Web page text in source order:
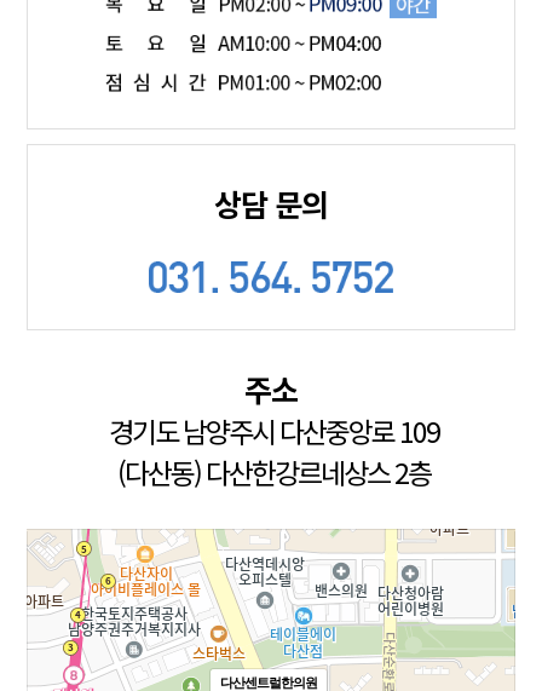
상담 문의
주소
경기도 남양주시 다산중앙로 109
(다산동) 다산한강르네상스 2층
다산센트럴한의원